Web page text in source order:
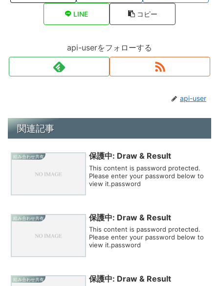
LINE コピー
api-userをフォローする
api-user
関連記事
組み合わせ共有 保護中: Draw & Result
This content is password protected.
Please enter your password below to
view it.password
組み合わせ共有 保護中: Draw & Result
This content is password protected.
Please enter your password below to
view it.password
組み合わせ共有 保護中: Draw & Result